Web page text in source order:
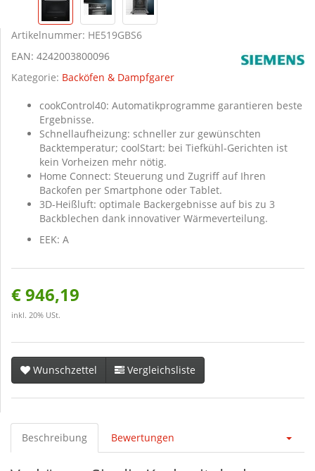
Artikelnummer: HE519GBS6
EAN: 4242003800096
Kategorie: Backöfen & Dampfgarer
cookControl40: Automatikprogramme garantieren beste
Ergebnisse.
Schnellaufheizung: schneller zur gewünschten
Backtemperatur; coolStart: bei Tiefkühl-Gerichten ist
kein Vorheizen mehr nötig.
Home Connect: Steuerung und Zugriff auf Ihren
Backofen per Smartphone oder Tablet.
3D-Heißluft: optimale Backergebnisse auf bis zu 3
Backblechen dank innovativer Wärmeverteilung.
EEK: A
€ 946,19
inkl. 20% USt.
Wunschzettel Vergleichsliste
Beschreibung Bewertungen